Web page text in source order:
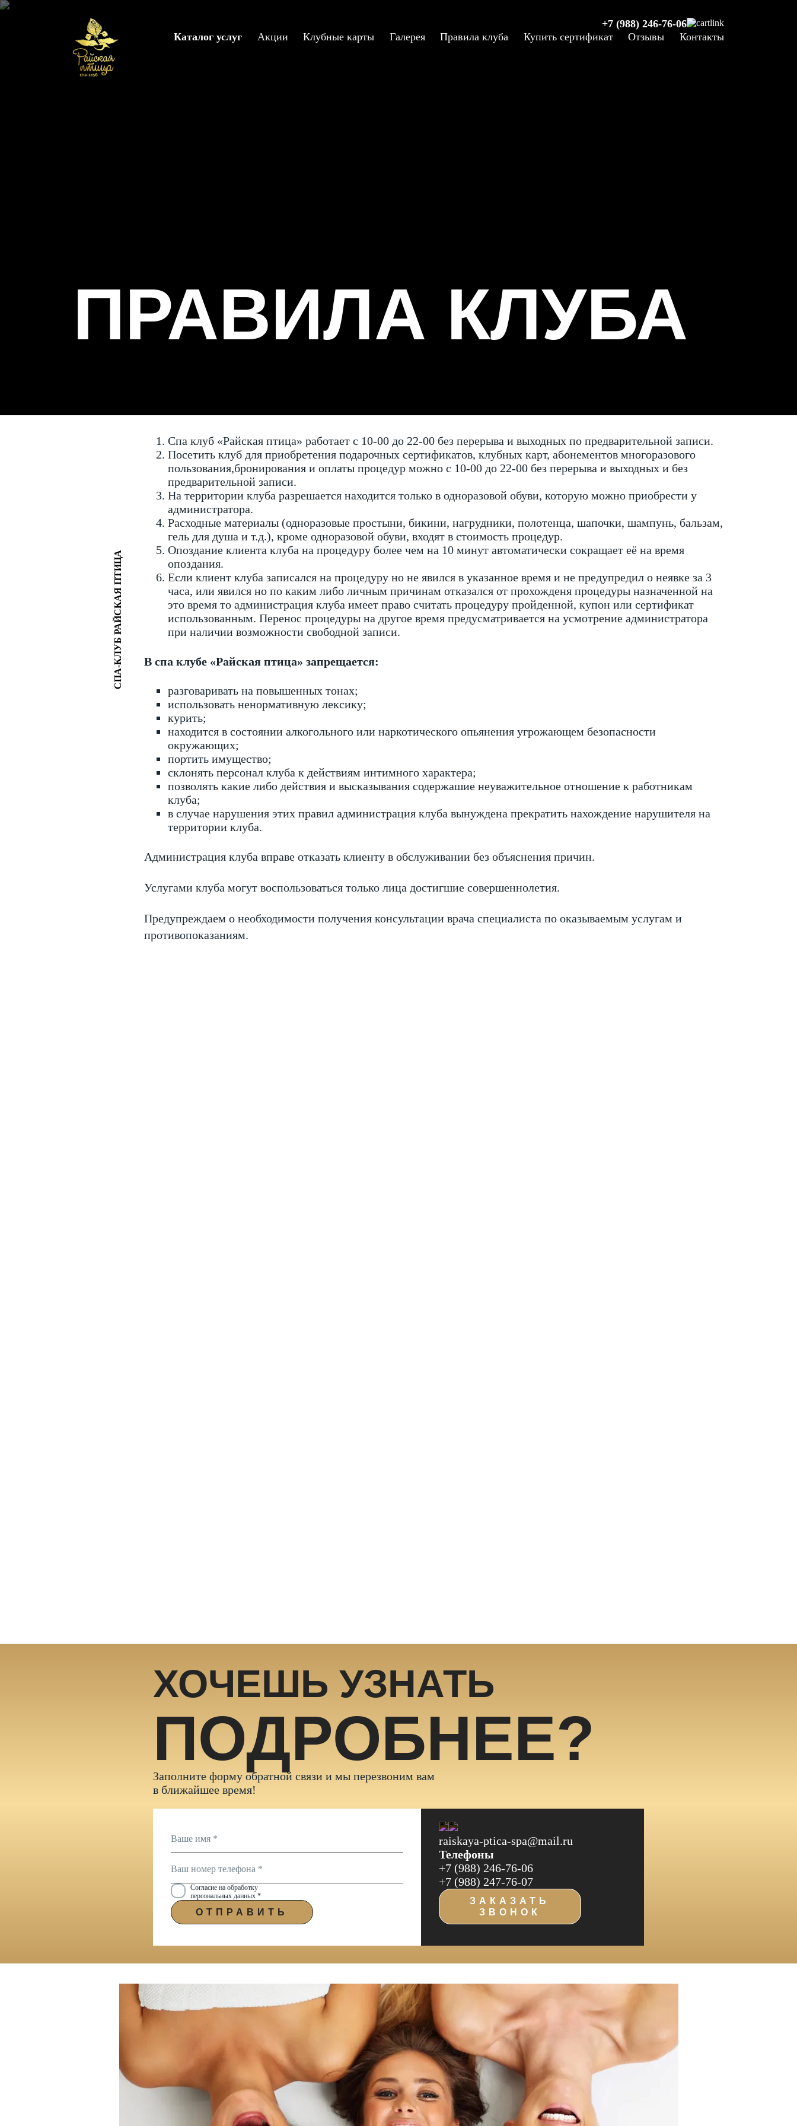
+7 (988) 246-76-06
Каталог услуг
Акции Клубные карты Галерея Правила клуба Купить сертификат Отзывы Контакты
ПРАВИЛА КЛУБА
Спа клуб «Райская птица» работает с 10-00 до 22-00 без перерыва и выходных по предварительной записи.
Посетить клуб для приобретения подарочных сертификатов, клубных карт, абонементов многоразового
пользования,бронирования и оплаты процедур можно с 10-00 до 22-00 без перерыва и выходных и без
предварительной записи.
На территории клуба разрешается находится только в одноразовой обуви, которую можно приобрести у
администратора.
Расходные материалы (одноразовые простыни, бикини, нагрудники, полотенца, шапочки, шампунь, бальзам,
гель для душа и т.д.), кроме одноразовой обуви, входят в стоимость процедур.
Опоздание клиента клуба на процедуру более чем на 10 минут автоматически сокращает её на время
опоздания.
Если клиент клуба записался на процедуру но не явился в указанное время и не предупредил о неявке за 3
часа, или явился но по каким либо личным причинам отказался от прохожденя процедуры назначенной на
это время то администрация клуба имеет право считать процедуру пройденной, купон или сертификат
использованным. Перенос процедуры на другое время предусматривается на усмотрение администратора
при наличии возможности свободной записи.
В спа клубе «Райская птица» запрещается:
разговаривать на повышенных тонах;
использовать ненормативную лексику;
курить;
находится в состоянии алкогольного или наркотического опьянения угрожающем безопасности
окружающих;
портить имущество;
склонять персонал клуба к действиям интимного характера;
позволять какие либо действия и высказывания содержашие неуважительное отношение к работникам
клуба;
в случае нарушения этих правил администрация клуба вынуждена прекратить нахождение нарушителя на
территории клуба.
Администрация клуба вправе отказать клиенту в обслуживании без объяснения причин.
Услугами клуба могут воспользоваться только лица достигшие совершеннолетия.
Предупреждаем о необходимости получения консультации врача специалиста по оказываемым услугам и
противопоказаниям.
СПА-КЛУБ РАЙСКАЯ ПТИЦА
ХОЧЕШЬ УЗНАТЬ
ПОДРОБНЕЕ?
Заполните форму обратной связи и мы перезвоним вам
в ближайшее время!
Согласие на обработку
персональных данных *
ОТПРАВИТЬ
raiskaya-ptica-spa@mail.ru
Телефоны
+7 (988) 246-76-06
+7 (988) 247-76-07
ЗАКАЗАТЬ
ЗВОНОК